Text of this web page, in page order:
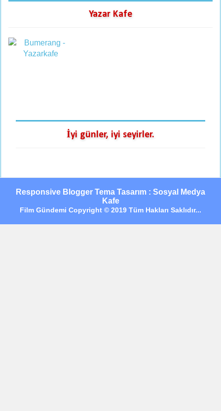
Yazar Kafe
İyi günler, iyi seyirler.
Responsive Blogger Tema Tasarım : Sosyal Medya
Kafe
Film Gündemi Copyright © 2019 Tüm Hakları Saklıdır...